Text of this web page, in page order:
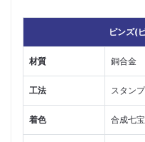
ピンズ(
材質 銅合金
工法 スタン
着色 合成七